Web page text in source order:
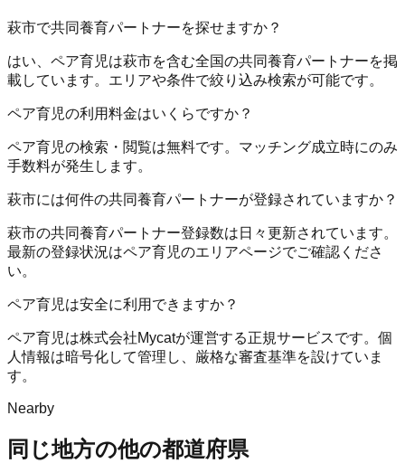
萩市で共同養育パートナーを探せますか？
はい、ペア育児は萩市を含む全国の共同養育パートナーを掲
載しています。エリアや条件で絞り込み検索が可能です。
ペア育児の利用料金はいくらですか？
ペア育児の検索・閲覧は無料です。マッチング成立時にのみ
手数料が発生します。
萩市には何件の共同養育パートナーが登録されていますか？
萩市の共同養育パートナー登録数は日々更新されています。
最新の登録状況はペア育児のエリアページでご確認くださ
い。
ペア育児は安全に利用できますか？
ペア育児は株式会社Mycatが運営する正規サービスです。個
人情報は暗号化して管理し、厳格な審査基準を設けていま
す。
Nearby
同じ地方の他の都道府県